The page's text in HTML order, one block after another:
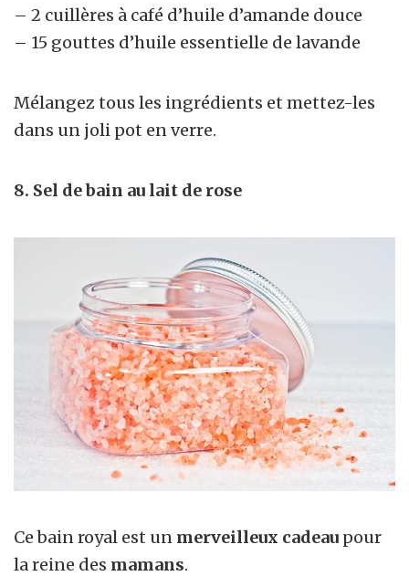
– 2 cuillères à café d’huile d’amande douce
– 15 gouttes d’huile essentielle de lavande
Mélangez tous les ingrédients et mettez-les
dans un joli pot en verre.
8. Sel de bain au lait de rose
Ce bain royal est un merveilleux cadeau pour
la reine des mamans.